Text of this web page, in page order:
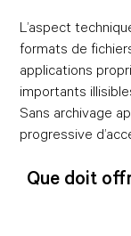
L’aspect
formats de
applications
importants
Sans archivage
progressive
Que doit